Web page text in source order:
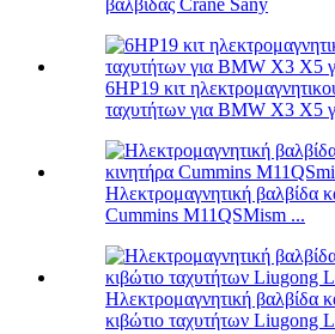
βαλβίδας Crane Sany
6HP19 κιτ
ταχυτήτων για BMW X3 X5
Ηλεκτρομαγνητική βαλβίδα
Cummins M11QSMism ...
Ηλεκτρομαγνητική βαλβίδα
κιβώτιο ταχυτήτων Liugong